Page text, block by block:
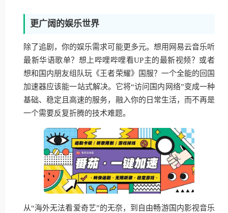
更广阔的娱乐世界
除了追剧，你的娱乐需求可能更多元。想用网易云音乐听
最新华语歌单？想上哔哩哔哩看UP主的最新视频？或者
想和国内朋友组队玩《王者荣耀》国服？一个全能的回国
加速器应该能一站式解决。它将“访问国内网络”变成一种
基础、稳定且高速的服务，融入你的日常生活，而不再是
一个需要反复折腾的技术难题。
从“海外无法看爱奇艺”的无奈，到自由畅游国内影视音乐